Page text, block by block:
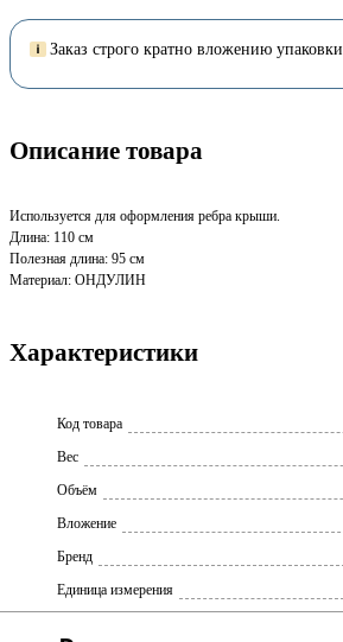
Заказ строго кратно вложению упаковки
Описание товара
Используется для оформления ребра крыши.
Длина: 110 см
Полезная длина: 95 см
Материал: ОНДУЛИН
Характеристики
Код товара
Вес
Объём
Вложение
Бренд
Единица измерения